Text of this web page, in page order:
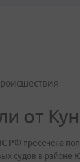
от
РФ пресечена
судов в районе